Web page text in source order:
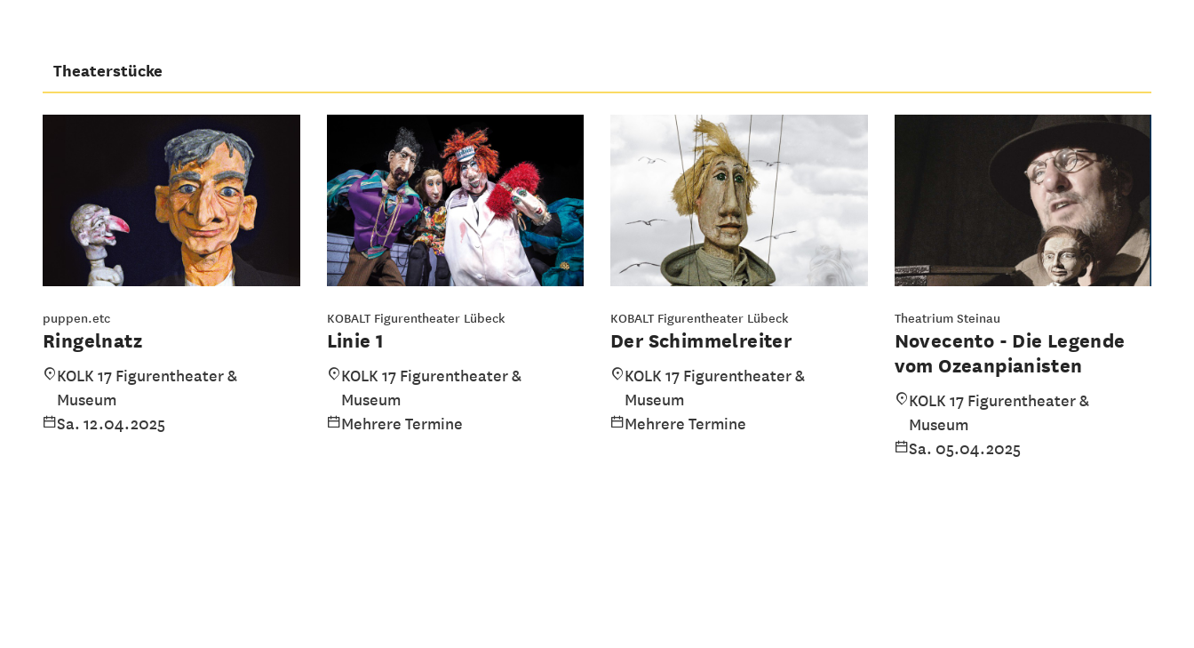
Theaterstücke
puppen.etc
Ringelnatz
KOLK 17 Figurentheater &
Museum
Sa. 12.04.2025
KOBALT Figurentheater Lübeck
Linie 1
KOLK 17 Figurentheater &
Museum
Mehrere Termine
KOBALT Figurentheater Lübeck
Der Schimmelreiter
KOLK 17 Figurentheater &
Museum
Mehrere Termine
Theatrium Steinau
Novecento - Die Legende
vom Ozeanpianisten
KOLK 17 Figurentheater &
Museum
Sa. 05.04.2025